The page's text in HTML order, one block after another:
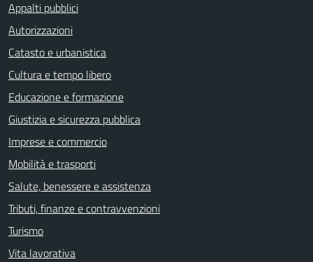
Appalti pubblici
Autorizzazioni
Catasto e urbanistica
Cultura e tempo libero
Educazione e formazione
Giustizia e sicurezza pubblica
Imprese e commercio
Mobilità e trasporti
Salute, benessere e assistenza
Tributi, finanze e contravvenzioni
Turismo
Vita lavorativa